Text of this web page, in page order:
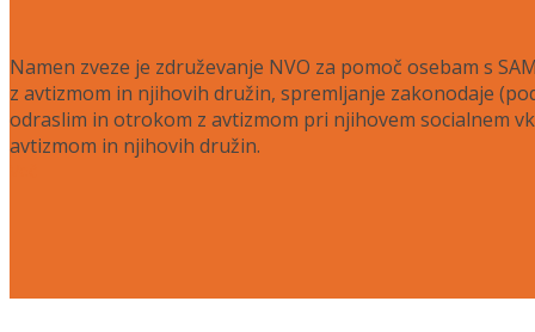
Namen zveze je združevanje NVO za pomoč osebam s
z avtizmom in njihovih družin, spremljanje zakonodaje
odraslim in otrokom z avtizmom pri njihovem socialnem
avtizmom in njihovih družin.